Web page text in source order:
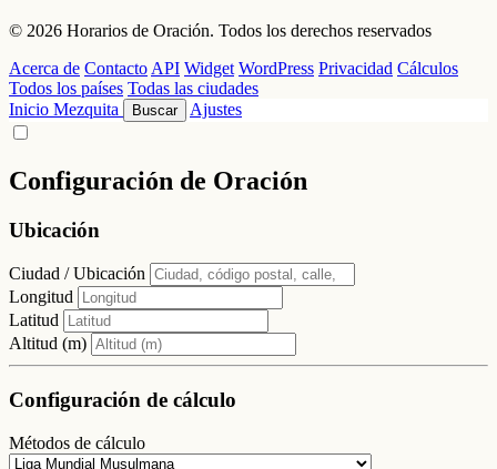
© 2026 Horarios de Oración. Todos los derechos reservados
Acerca de Contacto API Widget WordPress Privacidad Cálculos
Todos los países Todas las ciudades
Inicio Mezquita Buscar Ajustes
Configuración de Oración
Ubicación
Ciudad / Ubicación
Longitud
Latitud
Altitud (m)
Configuración de cálculo
Métodos de cálculo